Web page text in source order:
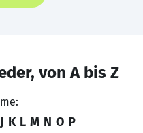
von A bis Z
J K L M N O P